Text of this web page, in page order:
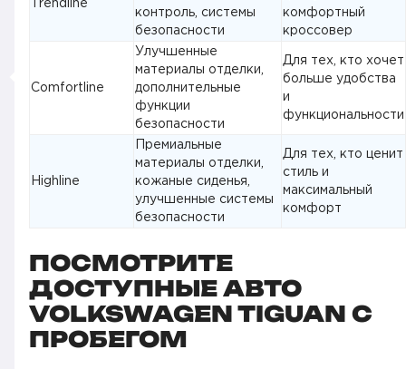
Trendline
контроль, системы
безопасности
комфортный
кроссовер
Comfortline
Улучшенные
материалы отделки,
дополнительные
функции
безопасности
Для тех, кто хочет
больше удобства
и
функциональности
Highline
Премиальные
материалы отделки,
кожаные сиденья,
улучшенные системы
безопасности
Для тех, кто ценит
стиль и
максимальный
комфорт
ПОСМОТРИТЕ
ДОСТУПНЫЕ АВТО
VOLKSWAGEN TIGUAN С
ПРОБЕГОМ